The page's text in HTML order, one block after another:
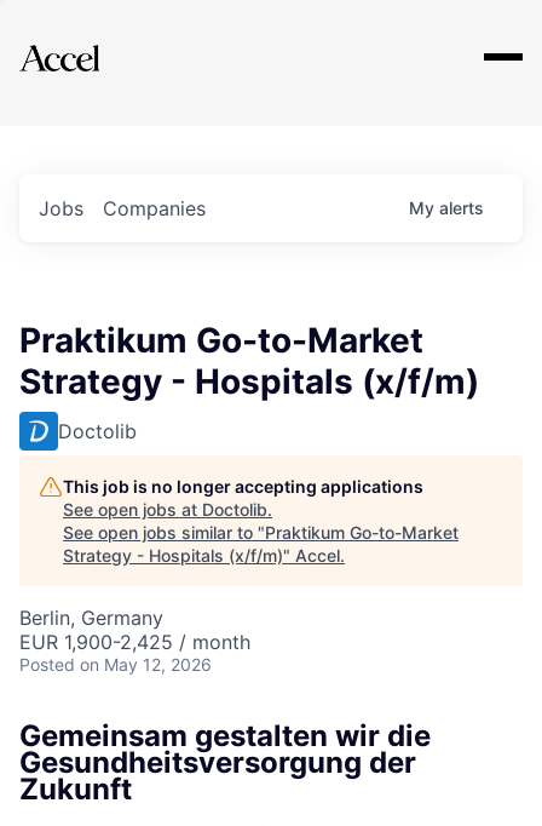
Explore
Jobs Companies My alerts
Praktikum Go-to-Market
Strategy - Hospitals (x/f/m)
Doctolib
This job is no longer accepting applications
See open jobs at Doctolib.
See open jobs similar to "Praktikum Go-to-Market
Strategy - Hospitals (x/f/m)" Accel.
Berlin, Germany
EUR 1,900-2,425 / month
Posted on May 12, 2026
Gemeinsam gestalten wir die
Gesundheitsversorgung der
Zukunft